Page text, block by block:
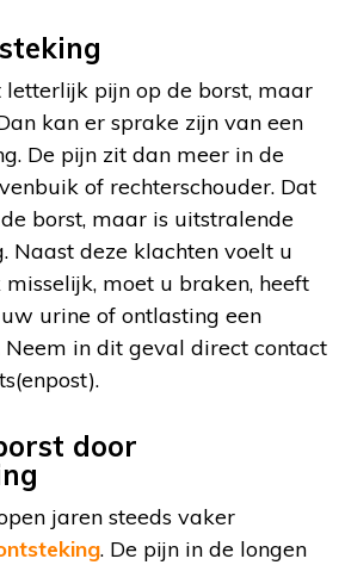
letterlijk pijn op de borst, maar
kan er sprake zijn van een
De pijn zit dan meer in de
of rechterschouder. Dat
borst, maar is uitstralende
Naast deze klachten voelt u
moet u braken, heeft
urine of ontlasting een
in dit geval direct contact
door
jaren steeds vaker
. De pijn in de longen